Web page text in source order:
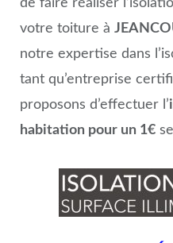
de faire réaliser
votre toiture à
notre expertise dans
tant qu’entreprise
proposons d’effectuer l’
habitation pour un 1€